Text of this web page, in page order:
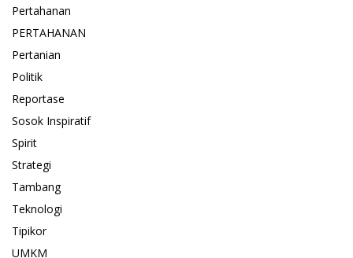
Pertahanan
PERTAHANAN
Pertanian
Politik
Reportase
Sosok Inspiratif
Spirit
Strategi
Tambang
Teknologi
Tipikor
UMKM